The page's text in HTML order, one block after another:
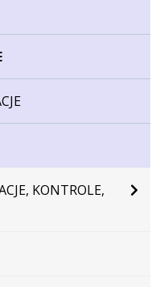
KONTROLE,